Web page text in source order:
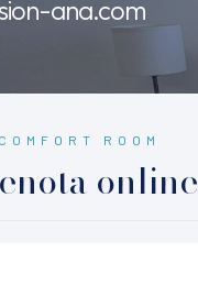
ana.com
COMFORT ROOM
online